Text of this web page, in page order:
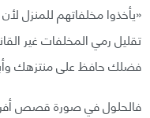
«يأخذوا مخلفاتهم للمنزل
تقليل رمي المخلفات غير
فضلك حافظ على منتزهك
فالحلول في صورة قصص